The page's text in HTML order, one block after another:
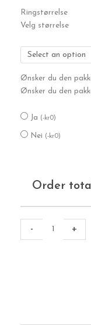
Ringstørrelse
Velg størrelse
Ønsker du den
Ønsker du den
Ja (-kr0)
Nei (-kr0)
Order
-
i
hvitt
0,06ct
antall
+